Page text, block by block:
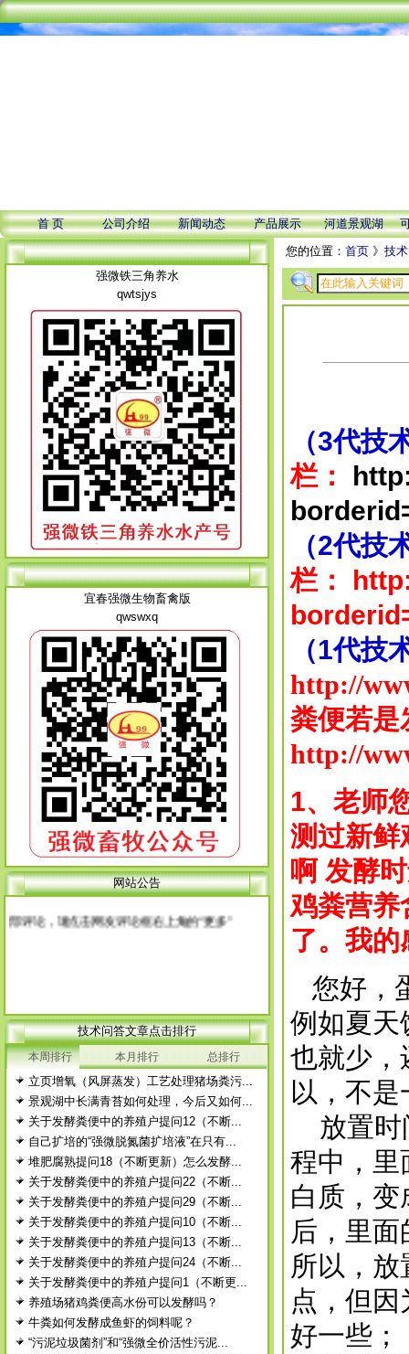
首 页 公司介绍 新闻动态 产品展示 河道景观湖
强微铁三角养水
qwtsjys
宜春强微生物畜禽版
qwswxq
网站公告
网 站 申 明
本网站所有原创文章，未经本站同意，不得转
载或下载转作他用，否则本站保留相应的法律追
究权力，非盈利性科普宣传或使用本站产品的养
殖户除外。 经本站允许需转载本站原创文章
的，请注明出处。
每篇文章下面的网友评论只显示5条，要想看全
部评论，请点击网友评论框右上角的“更多”
技术问答文章点击排行
本周排行 本月排行 总排行
立页增氧（风屏蒸发）工艺处理猪场粪污...
景观湖中长满青苔如何处理，今后又如何...
关于发酵粪便中的养殖户提问12（不断...
自己扩培的“强微脱氮菌扩培液”在只有...
堆肥腐熟提问18（不断更新）怎么发酵...
关于发酵粪便中的养殖户提问22（不断...
关于发酵粪便中的养殖户提问29（不断...
关于发酵粪便中的养殖户提问10（不断...
关于发酵粪便中的养殖户提问13（不断...
关于发酵粪便中的养殖户提问24（不断...
关于发酵粪便中的养殖户提问1（不断更...
养殖场猪鸡粪便高水份可以发酵吗？
牛粪如何发酵成鱼虾的饲料呢？
“污泥垃圾菌剂”和“强微全价活性污泥...
您的位置： 首页 》 技
（3代技
栏：
（2代技
栏：
（1代技
http://
粪便若是
http://
1、老师
测过新鲜
啊 发酵
鸡粪营养
了。我
您好，
例如夏天
也就少，
以，不
放置时
程中，里
白质，
后，里
所以，
点，但
好一些；